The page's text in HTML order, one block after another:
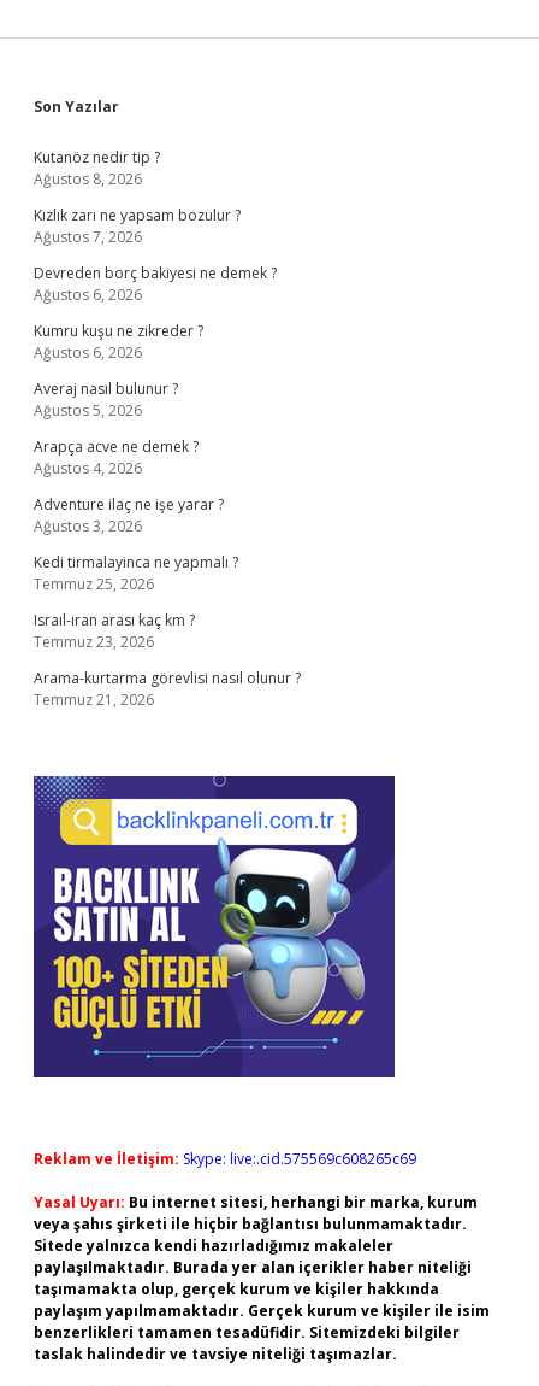
Sidebar
Son Yazılar
Kutanöz nedir tip ?
Ağustos 8, 2026
Kızlık zarı ne yapsam bozulur ?
Ağustos 7, 2026
Devreden borç bakiyesi ne demek ?
Ağustos 6, 2026
Kumru kuşu ne zikreder ?
Ağustos 6, 2026
Averaj nasıl bulunur ?
Ağustos 5, 2026
Arapça acve ne demek ?
Ağustos 4, 2026
Adventure ilaç ne işe yarar ?
Ağustos 3, 2026
Kedi tirmalayinca ne yapmalı ?
Temmuz 25, 2026
Israıl-ıran arası kaç km ?
Temmuz 23, 2026
Arama-kurtarma görevlisi nasıl olunur ?
Temmuz 21, 2026
Reklam ve İletişim: Skype: live:.cid.575569c608265c69
Yasal Uyarı: Bu internet sitesi, herhangi bir marka, kurum
veya şahıs şirketi ile hiçbir bağlantısı bulunmamaktadır.
Sitede yalnızca kendi hazırladığımız makaleler
paylaşılmaktadır. Burada yer alan içerikler haber niteliği
taşımamakta olup, gerçek kurum ve kişiler hakkında
paylaşım yapılmamaktadır. Gerçek kurum ve kişiler ile isim
benzerlikleri tamamen tesadüfidir. Sitemizdeki bilgiler
taslak halindedir ve tavsiye niteliği taşımazlar.